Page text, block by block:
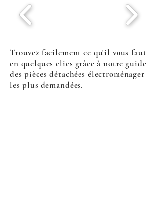
Trouvez facilement ce qu'il vous faut
en quelques clics grâce à notre guide
des pièces détachées électroménager
les plus demandées.